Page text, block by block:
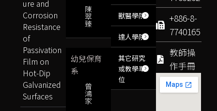
+886-8-
7740165
教師操
作手冊
獸醫學院
達人學院
其它研究
或教學單
位
陳
翠
臻
幼兒保育
系
曾
鴻
家
ure and
Corrosion
Resistance
of
Passivation
Film on
Hot-Dip
Galvanized
Surfaces